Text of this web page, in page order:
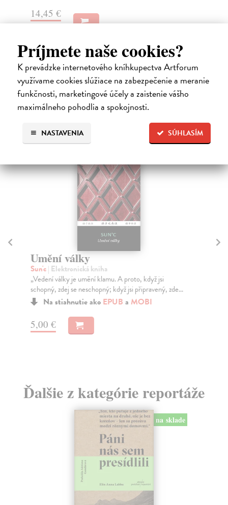
Príjmete naše cookies?
K prevádzke internetového kníhkupectva Artforum
využívame cookies slúžiace na zabezpečenie a meranie
funkčnosti, marketingové účely a zaistenie vášho
maximálneho pohodlia a spokojnosti.
SÚHLASÍM
NASTAVENIA
14,45 €
High-contrast mode
Čitatelia s podobným vkusom si
kúpili aj:
Umění války
Sun'c| Elektronická kniha
„Vedení války je umění klamu. A proto, když jsi
schopný, zdej se neschopný; když jsi připravený, zde...
Na stiahnutie ako EPUB a MOBI
5,00 €
Ďalšie z kategórie reportáže
na sklade